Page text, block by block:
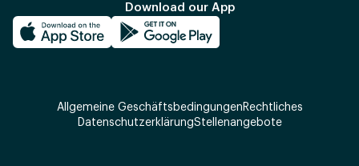
Download our App
Allgemeine Geschäftsbedingungen Rechtliches
DatenschutzerklärungStellenangebote